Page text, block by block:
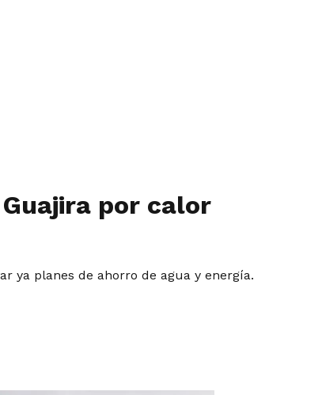
por calor
ya planes de ahorro de agua y energía.